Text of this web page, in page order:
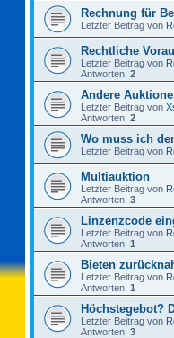
Rechnung für
Letzter Beitrag von
Rechtliche
Letzter Beitrag von
Antworten: 2
Andere
Letzter Beitrag von
Antworten: 2
Wo muss ich
Letzter Beitrag von
Multiauktion
Letzter Beitrag von
Antworten: 3
Linzenzcode
Letzter Beitrag von
Antworten: 1
Bieten
Letzter Beitrag von
Antworten: 1
Höchstegebot?
Letzter Beitrag von
Antworten: 3